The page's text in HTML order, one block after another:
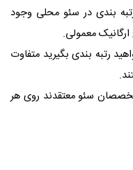
بندی در سئو محلی وجود
رتبه بندی بگیرید متفاوت
سئو معتقدند روی هر